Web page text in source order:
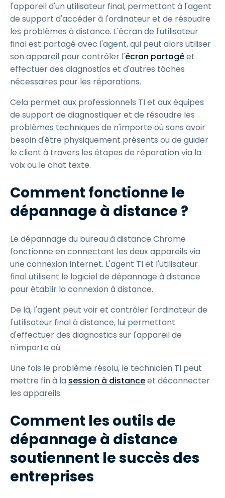
l'appareil d'un utilisateur final, permettant à l'agent
de support d'accéder à l'ordinateur et de résoudre
les problèmes à distance. L'écran de l'utilisateur
final est partagé avec l'agent, qui peut alors utiliser
son appareil pour contrôler l'écran partagéet
effectuer des diagnostics et d'autres tâches
nécessaires pour les réparations.
Cela permet aux professionnels TI et aux équipes
de support de diagnostiquer et de résoudre les
problèmes techniques de n'importe où sans avoir
besoin d'être physiquement présents ou de guider
le client à travers les étapes de réparation via la
voix ou le chat texte.
Comment fonctionne le
dépannage à distance ?
Le dépannage du bureau à distance Chrome
fonctionne en connectant les deux appareils via
une connexion Internet. L'agent TI et l'utilisateur
final utilisent le logiciel de dépannage à distance
pour établir la connexion à distance.
De là, l'agent peut voir et contrôler l'ordinateur de
l'utilisateur final à distance, lui permettant
d'effectuer des diagnostics sur l'appareil de
n'importe où.
Une fois le problème résolu, le technicien TI peut
mettre fin à la session à distanceet déconnecter
les appareils.
Comment les outils de
dépannage à distance
soutiennent le succès des
entreprises